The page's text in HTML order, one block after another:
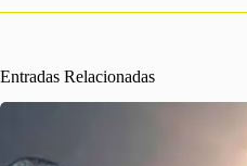
Entradas Relacionadas